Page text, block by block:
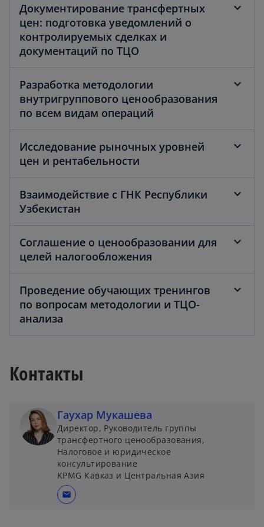
Документирование трансфертных
цен: подготовка уведомлений о
контролируемых сделках и
документаций по ТЦО
Разработка методологии
внутригруппового ценообразования
по всем видам операций
Исследование рыночных уровней
цен и рентабельности
Взаимодействие с ГНК Республики
Узбекистан
Соглашение о ценообразовании для
целей налогообложения
Проведение обучающих тренингов
по вопросам методологии и ТЦО-
анализа
Контакты
Гаухар Мукашева
Директор, Руководитель группы
трансфертного ценообразования,
Налоговое и юридическое
консультирование
KPMG Кавказ и Центральная Азия
mail